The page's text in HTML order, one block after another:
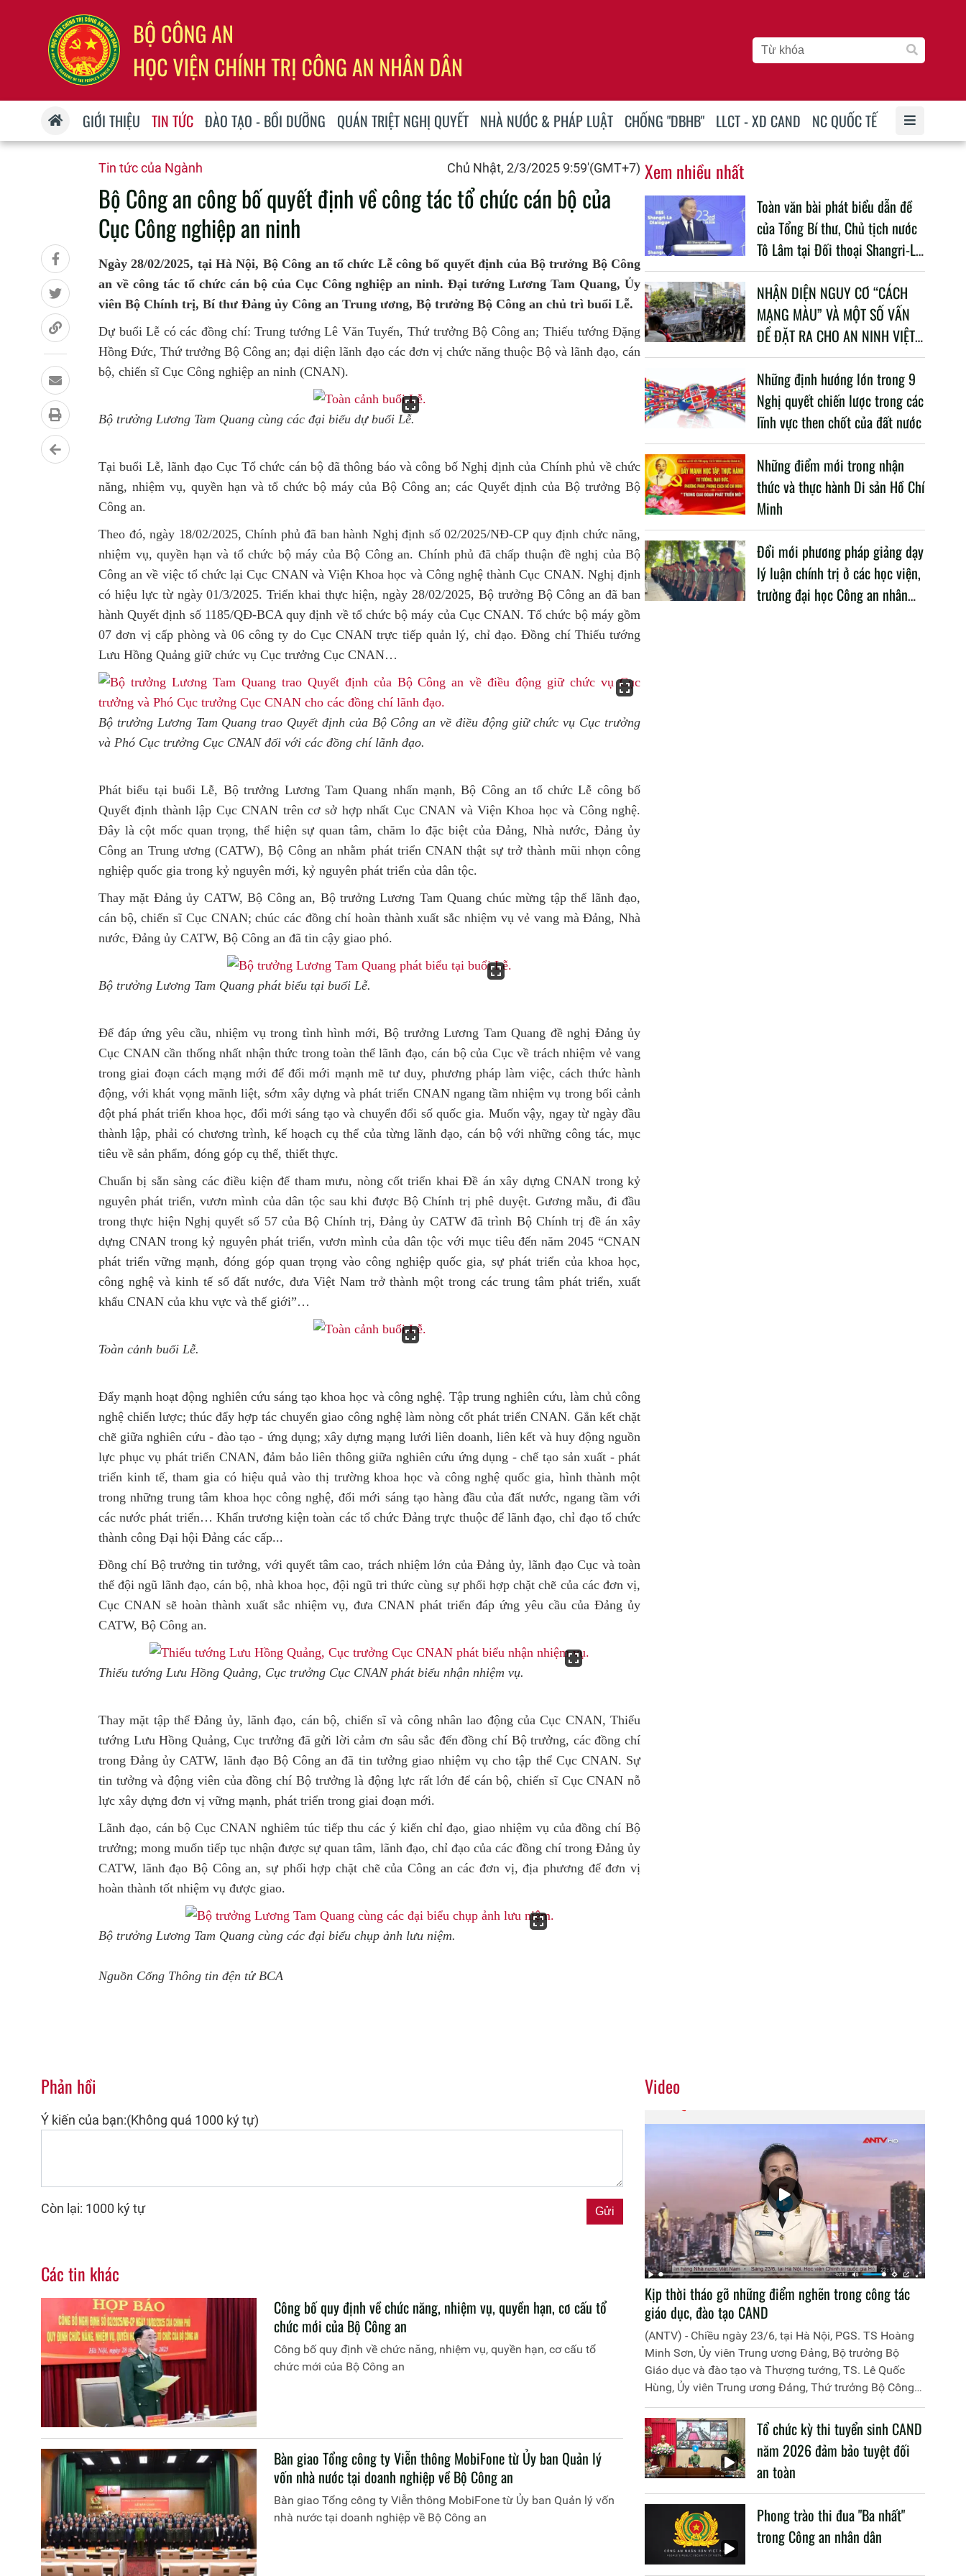
GIỚI THIỆU TIN TỨC ĐÀO TẠO - BỒI DƯỠNG QUÁN TRIỆT NGHỊ QUYẾT NHÀ NƯỚC & PHÁP LUẬT CHỐNG "DBHB" LLCT - XD CAND NC QUỐC TẾ
Tin tức của Ngành Chủ Nhật, 2/3/2025 9:59'(GMT+7)
Bộ Công an công bố quyết định về công tác tổ chức cán bộ của
Cục Công nghiệp an ninh
Ngày 28/02/2025, tại Hà Nội, Bộ Công an tổ chức Lễ công bố quyết định của Bộ trưởng Bộ Công
an về công tác tổ chức cán bộ của Cục Công nghiệp an ninh. Đại tướng Lương Tam Quang, Ủy
viên Bộ Chính trị, Bí thư Đảng ủy Công an Trung ương, Bộ trưởng Bộ Công an chủ trì buổi Lễ.
Dự buổi Lễ có các đồng chí: Trung tướng Lê Văn Tuyến, Thứ trưởng Bộ Công an; Thiếu tướng Đặng
Hồng Đức, Thứ trưởng Bộ Công an; đại diện lãnh đạo các đơn vị chức năng thuộc Bộ và lãnh đạo, cán
bộ, chiến sĩ Cục Công nghiệp an ninh (CNAN).
Bộ trưởng Lương Tam Quang cùng các đại biểu dự buổi Lễ.
Tại buổi Lễ, lãnh đạo Cục Tổ chức cán bộ đã thông báo và công bố Nghị định của Chính phủ về chức
năng, nhiệm vụ, quyền hạn và tổ chức bộ máy của Bộ Công an; các Quyết định của Bộ trưởng Bộ
Công an.
Theo đó, ngày 18/02/2025, Chính phủ đã ban hành Nghị định số 02/2025/NĐ-CP quy định chức năng,
nhiệm vụ, quyền hạn và tổ chức bộ máy của Bộ Công an. Chính phủ đã chấp thuận đề nghị của Bộ
Công an về việc tổ chức lại Cục CNAN và Viện Khoa học và Công nghệ thành Cục CNAN. Nghị định
có hiệu lực từ ngày 01/3/2025. Triển khai thực hiện, ngày 28/02/2025, Bộ trưởng Bộ Công an đã ban
hành Quyết định số 1185/QĐ-BCA quy định về tổ chức bộ máy của Cục CNAN. Tổ chức bộ máy gồm
07 đơn vị cấp phòng và 06 công ty do Cục CNAN trực tiếp quản lý, chỉ đạo. Đồng chí Thiếu tướng
Lưu Hồng Quảng giữ chức vụ Cục trưởng Cục CNAN…
Bộ trưởng Lương Tam Quang trao Quyết định của Bộ Công an về điều động giữ chức vụ Cục trưởng
và Phó Cục trưởng Cục CNAN đối với các đồng chí lãnh đạo.
Phát biểu tại buổi Lễ, Bộ trưởng Lương Tam Quang nhấn mạnh, Bộ Công an tổ chức Lễ công bố
Quyết định thành lập Cục CNAN trên cơ sở hợp nhất Cục CNAN và Viện Khoa học và Công nghệ.
Đây là cột mốc quan trọng, thể hiện sự quan tâm, chăm lo đặc biệt của Đảng, Nhà nước, Đảng ủy
Công an Trung ương (CATW), Bộ Công an nhằm phát triển CNAN thật sự trở thành mũi nhọn công
nghiệp quốc gia trong kỷ nguyên mới, kỷ nguyên phát triển của dân tộc.
Thay mặt Đảng ủy CATW, Bộ Công an, Bộ trưởng Lương Tam Quang chúc mừng tập thể lãnh đạo,
cán bộ, chiến sĩ Cục CNAN; chúc các đồng chí hoàn thành xuất sắc nhiệm vụ vẻ vang mà Đảng, Nhà
nước, Đảng ủy CATW, Bộ Công an đã tin cậy giao phó.
Bộ trưởng Lương Tam Quang phát biểu tại buổi Lễ.
Để đáp ứng yêu cầu, nhiệm vụ trong tình hình mới, Bộ trưởng Lương Tam Quang đề nghị Đảng ủy
Cục CNAN cần thống nhất nhận thức trong toàn thể lãnh đạo, cán bộ của Cục về trách nhiệm vẻ vang
trong giai đoạn cách mạng mới để đổi mới mạnh mẽ tư duy, phương pháp làm việc, cách thức hành
động, với khát vọng mãnh liệt, sớm xây dựng và phát triển CNAN ngang tầm nhiệm vụ trong bối cảnh
đột phá phát triển khoa học, đổi mới sáng tạo và chuyển đổi số quốc gia. Muốn vậy, ngay từ ngày đầu
thành lập, phải có chương trình, kế hoạch cụ thể của từng lãnh đạo, cán bộ với những công tác, mục
tiêu về sản phẩm, đóng góp cụ thể, thiết thực.
Chuẩn bị sẵn sàng các điều kiện để tham mưu, nòng cốt triển khai Đề án xây dựng CNAN trong kỷ
nguyên phát triển, vươn mình của dân tộc sau khi được Bộ Chính trị phê duyệt. Gương mẫu, đi đầu
trong thực hiện Nghị quyết số 57 của Bộ Chính trị, Đảng ủy CATW đã trình Bộ Chính trị đề án xây
dựng CNAN trong kỷ nguyên phát triển, vươn mình của dân tộc với mục tiêu đến năm 2045 “CNAN
phát triển vững mạnh, đóng góp quan trọng vào công nghiệp quốc gia, sự phát triển của khoa học,
công nghệ và kinh tế số đất nước, đưa Việt Nam trở thành một trong các trung tâm phát triển, xuất
khẩu CNAN của khu vực và thế giới”…
Toàn cảnh buổi Lễ.
Đẩy mạnh hoạt động nghiên cứu sáng tạo khoa học và công nghệ. Tập trung nghiên cứu, làm chủ công
nghệ chiến lược; thúc đẩy hợp tác chuyển giao công nghệ làm nòng cốt phát triển CNAN. Gắn kết chặt
chẽ giữa nghiên cứu - đào tạo - ứng dụng; xây dựng mạng lưới liên doanh, liên kết và huy động nguồn
lực phục vụ phát triển CNAN, đảm bảo liên thông giữa nghiên cứu ứng dụng - chế tạo sản xuất - phát
triển kinh tế, tham gia có hiệu quả vào thị trường khoa học và công nghệ quốc gia, hình thành một
trong những trung tâm khoa học công nghệ, đổi mới sáng tạo hàng đầu của đất nước, ngang tầm với
các nước phát triển… Khẩn trương kiện toàn các tổ chức Đảng trực thuộc để lãnh đạo, chỉ đạo tổ chức
thành công Đại hội Đảng các cấp...
Đồng chí Bộ trưởng tin tưởng, với quyết tâm cao, trách nhiệm lớn của Đảng ủy, lãnh đạo Cục và toàn
thể đội ngũ lãnh đạo, cán bộ, nhà khoa học, đội ngũ tri thức cùng sự phối hợp chặt chẽ của các đơn vị,
Cục CNAN sẽ hoàn thành xuất sắc nhiệm vụ, đưa CNAN phát triển đáp ứng yêu cầu của Đảng ủy
CATW, Bộ Công an.
Thiếu tướng Lưu Hồng Quảng, Cục trưởng Cục CNAN phát biểu nhận nhiệm vụ.
Thay mặt tập thể Đảng ủy, lãnh đạo, cán bộ, chiến sĩ và công nhân lao động của Cục CNAN, Thiếu
tướng Lưu Hồng Quảng, Cục trưởng đã gửi lời cảm ơn sâu sắc đến đồng chí Bộ trưởng, các đồng chí
trong Đảng ủy CATW, lãnh đạo Bộ Công an đã tin tưởng giao nhiệm vụ cho tập thể Cục CNAN. Sự
tin tưởng và động viên của đồng chí Bộ trưởng là động lực rất lớn để cán bộ, chiến sĩ Cục CNAN nỗ
lực xây dựng đơn vị vững mạnh, phát triển trong giai đoạn mới.
Lãnh đạo, cán bộ Cục CNAN nghiêm túc tiếp thu các ý kiến chỉ đạo, giao nhiệm vụ của đồng chí Bộ
trưởng; mong muốn tiếp tục nhận được sự quan tâm, lãnh đạo, chỉ đạo của các đồng chí trong Đảng ủy
CATW, lãnh đạo Bộ Công an, sự phối hợp chặt chẽ của Công an các đơn vị, địa phương để đơn vị
hoàn thành tốt nhiệm vụ được giao.
Bộ trưởng Lương Tam Quang cùng các đại biểu chụp ảnh lưu niệm.
Nguồn Cổng Thông tin đện tử BCA
Xem nhiều nhất
Toàn văn bài phát biểu dẫn đề
của Tổng Bí thư, Chủ tịch nước
Tô Lâm tại Đối thoại Shangri-La
lần thứ 23
NHẬN DIỆN NGUY CƠ “CÁCH
MẠNG MÀU” VÀ MỘT SỐ VẤN
ĐỀ ĐẶT RA CHO AN NINH VIỆT
NAM TRONG BỐI CẢNH HIỆN
NAY
Những định hướng lớn trong 9
Nghị quyết chiến lược trong các
lĩnh vực then chốt của đất nước
Những điểm mới trong nhận
thức và thực hành Di sản Hồ Chí
Minh
Đổi mới phương pháp giảng dạy
lý luận chính trị ở các học viện,
trường đại học Công an nhân
Phản hồi
Ý kiến của bạn:(Không quá 1000 ký tự)
Còn lại: 1000 ký tự
Các tin khác
Công bố quy định về chức năng, nhiệm vụ, quyền hạn, cơ cấu tổ
chức mới của Bộ Công an
Công bố quy định về chức năng, nhiệm vụ, quyền hạn, cơ cấu tổ
chức mới của Bộ Công an
Bàn giao Tổng công ty Viễn thông MobiFone từ Ủy ban Quản lý
vốn nhà nước tại doanh nghiệp về Bộ Công an
Bàn giao Tổng công ty Viễn thông MobiFone từ Ủy ban Quản lý vốn
nhà nước tại doanh nghiệp về Bộ Công an
Video
Kịp thời tháo gỡ những điểm nghẽn trong công tác
giáo dục, đào tạo CAND
(ANTV) - Chiều ngày 23/6, tại Hà Nội, PGS. TS Hoàng
Minh Sơn, Ủy viên Trung ương Đảng, Bộ trưởng Bộ
Giáo dục và đào tạo và Thượng tướng, TS. Lê Quốc
Hùng, Ủy viên Trung ương Đảng, Thứ trưởng Bộ Công
an đã đồng chủ trì buổi làm việc với các đơn vị của 2
Bộ về một số nội dung liên quan đến công tác giáo dục
và đào tạo của lực lượng CAND.Tổ chức kỳ thi tuyển sinh CAND
năm 2026 đảm bảo tuyệt đối
an toàn
Phong trào thi đua "Ba nhất"
trong Công an nhân dân